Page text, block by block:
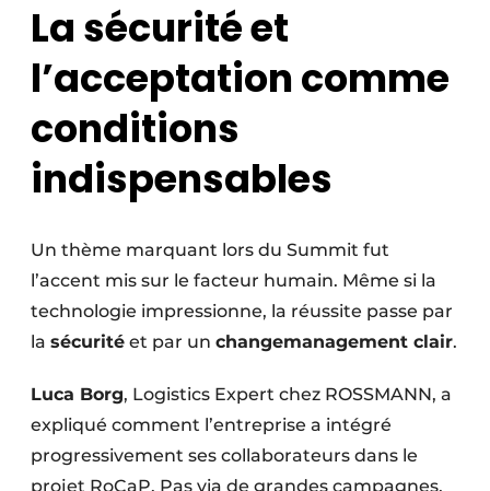
La sécurité et
l’acceptation comme
conditions
indispensables
Un thème marquant lors du Summit fut
l’accent mis sur le facteur humain. Même si la
technologie impressionne, la réussite passe par
la sécurité et par un changemanagement clair.
Luca Borg, Logistics Expert chez ROSSMANN, a
expliqué comment l’entreprise a intégré
progressivement ses collaborateurs dans le
projet RoCaP. Pas via de grandes campagnes,